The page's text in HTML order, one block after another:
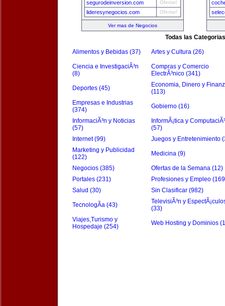
segurodeinversion.com Ofertar!
lideresynegocios.com Ofertar!
Ver mas de Negocios
Todas las Categorias
Alimentos y Bebidas (37) Artes y Cultura (26)
Ciencia e InvestigaciÃ³n
(8)
Compras y Comercio
ElectrÃ³nico (341)
Deportes (45)
Economia, Dinero y
(113)
Empresas e Industrias
(374)
Gobierno (16)
InformaciÃ³n y Noticias
(57)
InformÃ¡tica y
(57)
Internet (99)
Juegos y Entretenimiento
Marketing y Publicidad
(122)
Medicina (9)
Negocios (385)
Ofertas de la Semana (12)
Portales (231)
Profesiones y Empleo
Salud (30)
Sin Clasificar (982)
TecnologÃ­a (43)
TelevisiÃ³n y
(33)
Viajes,Turismo y
Hospedaje (254)
Web Hosting y Dominios